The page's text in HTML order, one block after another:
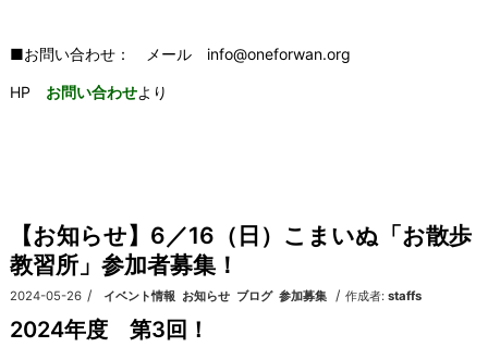
■お問い合わせ： メール info@oneforwan.org
HP お問い合わせより
【お知らせ】6／16（日）こまいぬ「お散歩
教習所」参加者募集！
2024-05-26 /
カテゴリ: イベント情報 お知らせ, ブログ, 参加募集 / 作成者: staffs
2024年度 第3回！